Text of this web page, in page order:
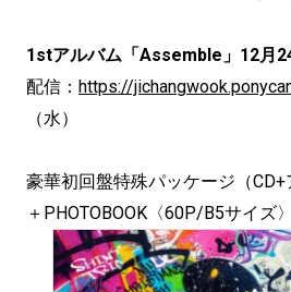
1stアルバム「Assemble」12月
配信： https://
（水）
豪華初回盤特殊パッケージ（
＋PHOTOBOOK〈60P/B5サイズ〉